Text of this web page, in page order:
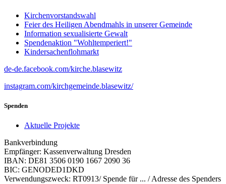
Kirchenvorstandswahl
Feier des Heiligen Abendmahls in unserer Gemeinde
Information sexualisierte Gewalt
Spendenaktion "Wohltemperiert!"
Kindersachenflohmarkt
de-de.facebook.com/kirche.blasewitz
instagram.com/kirchgemeinde.blasewitz/
Spenden
Aktuelle Projekte
Bankverbindung
Empfänger: Kassenverwaltung Dresden
IBAN: DE81 3506 0190 1667 2090 36
BIC: GENODED1DKD
Verwendungszweck: RT0913/ Spende für ... / Adresse des Spenders